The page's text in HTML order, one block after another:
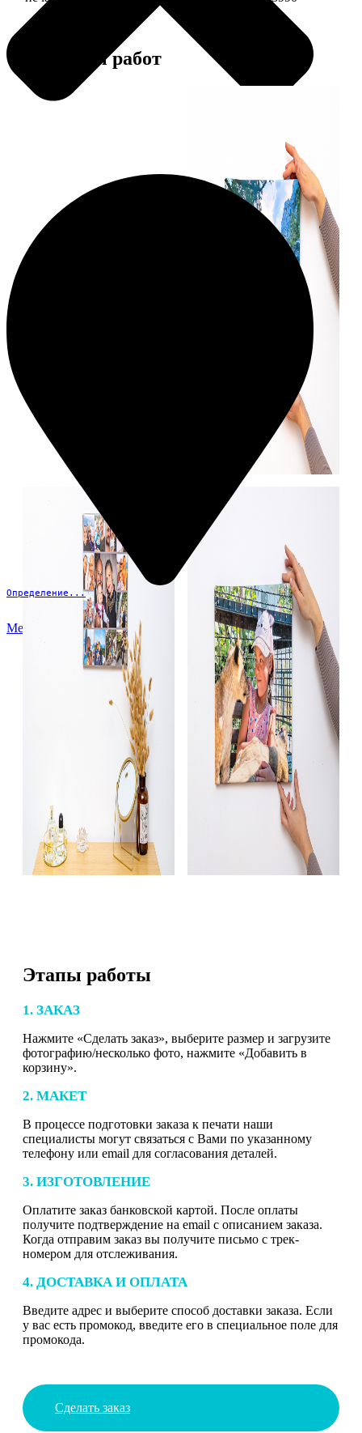
Определение...
Меню
Примеры работ
Этапы работы
1. ЗАКАЗ
Нажмите «Сделать заказ», выберите размер и загрузите
фотографию/несколько фото, нажмите «Добавить в
корзину».
2. МАКЕТ
В процессе подготовки заказа к печати наши
специалисты могут связаться с Вами по указанному
телефону или email для согласования деталей.
3. ИЗГОТОВЛЕНИЕ
Оплатите заказ банковской картой. После оплаты
получите подтверждение на email с описанием заказа.
Когда отправим заказ вы получите письмо с трек-
номером для отслеживания.
4. ДОСТАВКА И ОПЛАТА
Введите адрес и выберите способ доставки заказа. Если
у вас есть промокод, введите его в специальное поле для
промокода.
Сделать заказ